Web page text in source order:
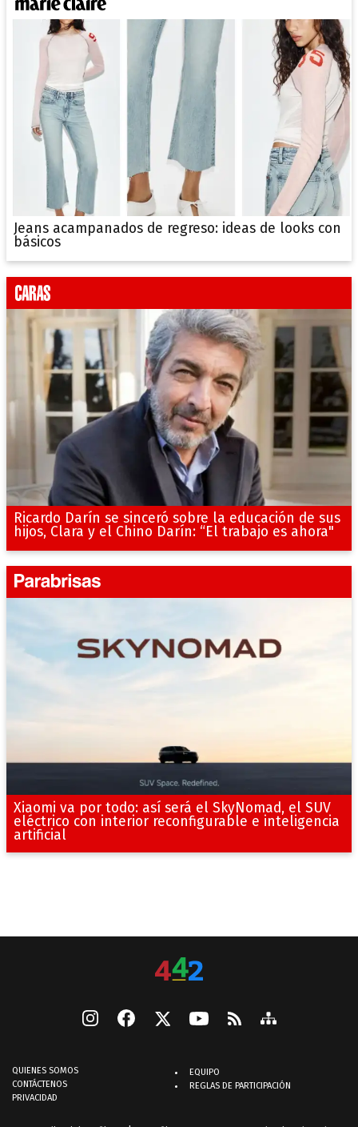
Jeans acampanados de regreso: ideas de looks con
básicos
Ricardo Darín se sinceró sobre la educación de sus
hijos, Clara y el Chino Darín: “El trabajo es ahora"
Xiaomi va por todo: así será el SkyNomad, el SUV
eléctrico con interior reconfigurable e inteligencia
artificial
QUIENES SOMOS
CONTÁCTENOS
PRIVACIDAD
EQUIPO
REGLAS DE PARTICIPACIÓN